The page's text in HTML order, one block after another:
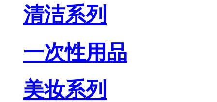
清洁系列
一次性用品
美妆系列